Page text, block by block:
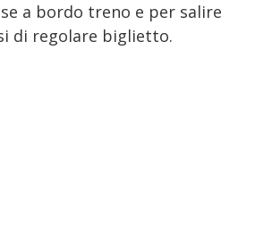
a bordo treno e per salire
di regolare biglietto.